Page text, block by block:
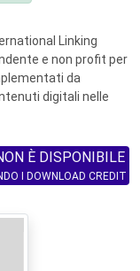
Linking
e non profit per
da
digitali nelle
È DISPONIBILE
I DOWNLOAD CREDIT